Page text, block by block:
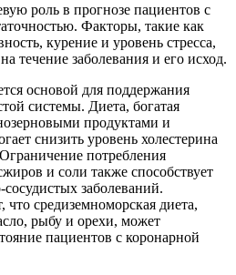
роль в прогнозе пациентов с
Факторы, такие как
курение и уровень стресса,
течение заболевания и его исход.
основой для поддержания
системы. Диета, богатая
продуктами и
снизить уровень холестерина
потребления
и соли также способствует
заболеваний.
средиземноморская диета,
рыбу и орехи, может
пациентов с коронарной